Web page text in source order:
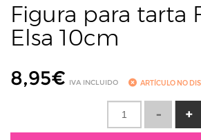
Figura para tarta
Elsa 10cm
8,95€ IVA INCLUIDO ARTÍCULO NO